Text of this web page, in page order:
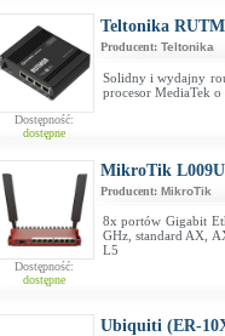
Dostępność:
dostępne
Teltonika
Producent: Teltonika
Solidny i wydajny
procesor MediaTek
Dostępność:
dostępne
MikroTik
Producent: MikroTik
8x portów Gigabit
GHz, standard AX,
L5
Ubiquiti (ER-